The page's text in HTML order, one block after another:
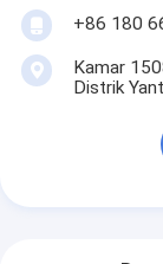
+86 180
Kamar
Distrik